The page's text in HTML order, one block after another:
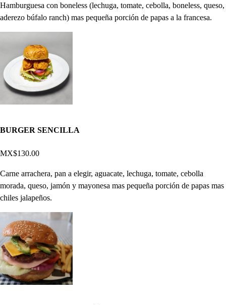
Hamburguesa con boneless (lechuga, tomate, cebolla, boneless, queso,
aderezo búfalo ranch) mas pequeña porción de papas a la francesa.
BURGER SENCILLA
MX$130.00
Carne arrachera, pan a elegir, aguacate, lechuga, tomate, cebolla
morada, queso, jamón y mayonesa mas pequeña porción de papas mas
chiles jalapeños.